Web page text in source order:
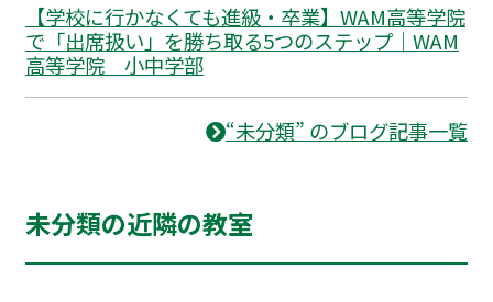
【学校に行かなくても進級・卒業】WAM高等学院
で「出席扱い」を勝ち取る5つのステップ｜WAM
高等学院 小中学部
“未分類” のブログ記事一覧
未分類の近隣の教室